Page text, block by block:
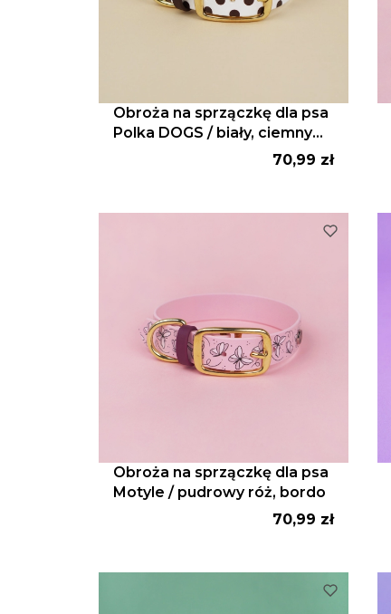
Obroża na sprzączkę dla psa
Polka DOGS / biały, ciemny
Cena
70,99 zł
Obroża na sprzączkę dla psa
Motyle / pudrowy róż, bordo
Cena
70,99 zł